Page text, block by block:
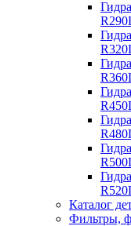
Каталог
Фильтры,